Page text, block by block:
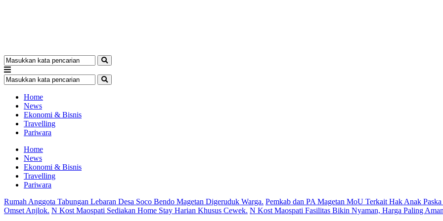
Home
News
Ekonomi & Bisnis
Travelling
Pariwara
Home
News
Ekonomi & Bisnis
Travelling
Pariwara
Rumah Anggota Tabungan Lebaran Desa Soco Bendo Magetan Digeruduk Warga. Pemkab dan PA Magetan MoU Terkait Hak Anak Paska
Omset Anjlok. N Kost Maospati Sediakan Home Stay Harian Khusus Cewek. N Kost Maospati Fasilitas Bikin Nyaman, Harga Paling